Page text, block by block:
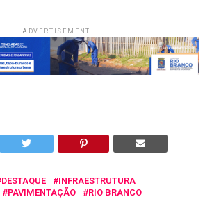
ADVERTISEMENT
DESTAQUE
INFRAESTRUTURA
PAVIMENTAÇÃO RIO BRANCO